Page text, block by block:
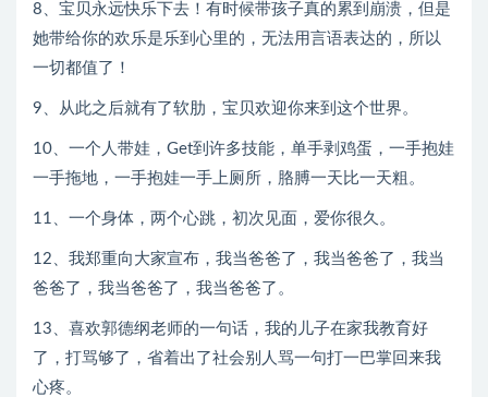
8、宝贝永远快乐下去！有时候带孩子真的累到崩溃，但是
她带给你的欢乐是乐到心里的，无法用言语表达的，所以
一切都值了！
9、从此之后就有了软肋，宝贝欢迎你来到这个世界。
10、一个人带娃，Get到许多技能，单手剥鸡蛋，一手抱娃
一手拖地，一手抱娃一手上厕所，胳膊一天比一天粗。
11、一个身体，两个心跳，初次见面，爱你很久。
12、我郑重向大家宣布，我当爸爸了，我当爸爸了，我当
爸爸了，我当爸爸了，我当爸爸了。
13、喜欢郭德纲老师的一句话，我的儿子在家我教育好
了，打骂够了，省着出了社会别人骂一句打一巴掌回来我
心疼。